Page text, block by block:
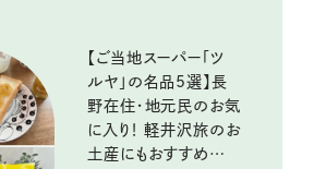
【ご当地スーパー「ツ
ルヤ」の名品5選】長
野在住・地元民のお気
に入り！ 軽井沢旅のお
土産にもおすすめのお